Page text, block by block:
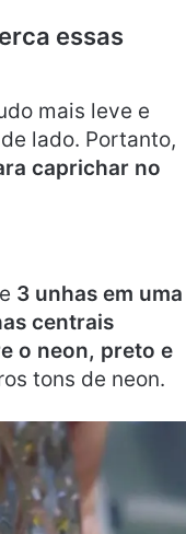
essas
mais leve e
lado. Portanto,
caprichar no
3 unhas em uma
centrais
o neon, preto e
tons de neon.